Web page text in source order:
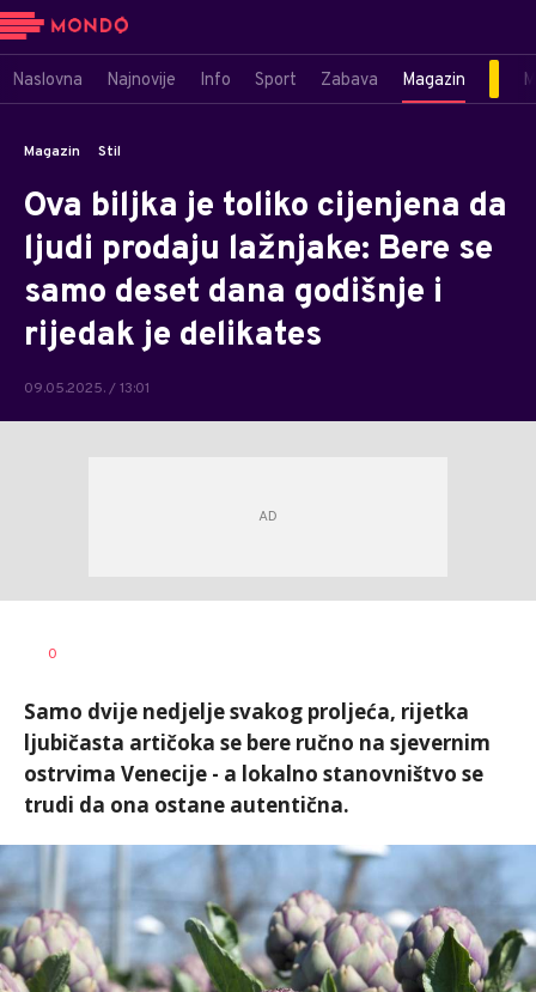
Naslovna Najnovije Info Sport Zabava Magazin
Magazin Stil
Ova biljka je toliko cijenjena da
ljudi prodaju lažnjake: Bere se
samo deset dana godišnje i
rijedak je delikates
09.05.2025. / 13:01
0
Samo dvije nedjelje svakog proljeća, rijetka
ljubičasta artičoka se bere ručno na sjevernim
ostrvima Venecije - a lokalno stanovništvo se
trudi da ona ostane autentična.